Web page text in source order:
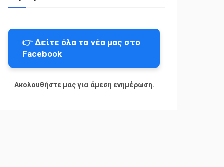
👉 Δείτε όλα τα νέα μας στο
Facebook
Ακολουθήστε μας για άμεση ενημέρωση.